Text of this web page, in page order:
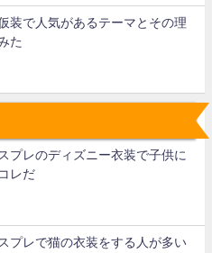
装で人気があるテーマとその理
た
プレのディズニー衣装で子供に
レだ
プレで猫の衣装をする人が多い